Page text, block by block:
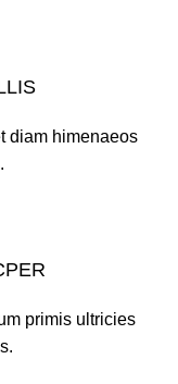
diam himenaeos
primis ultricies